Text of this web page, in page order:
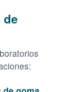
de